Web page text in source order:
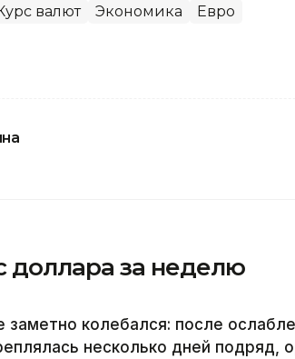
валют Экономика Евро
доллара за неделю
заметно колебался: после
несколько дней подряд,